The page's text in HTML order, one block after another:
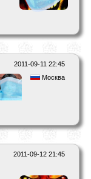
2011-09-11 22:45
Москва
2011-09-12 21:45